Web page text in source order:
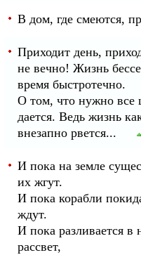
В дом, где смеются,
Приходит день,
не вечно! Жизнь
время быстротечно.
О том, что нужно все
дается. Ведь жизнь
внезапно рвется...
И пока на земле
их жгут.
И пока корабли
ждут.
И пока разливается в
рассвет,